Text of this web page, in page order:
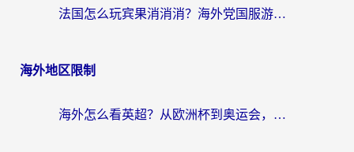
法国怎么玩宾果消消消？海外党国服游戏加速器终极指南（附漫威召唤与合成解决办法）
海外地区限制
海外怎么看英超？从欧洲杯到奥运会，一份让你不卡壳的中文解说观看指南